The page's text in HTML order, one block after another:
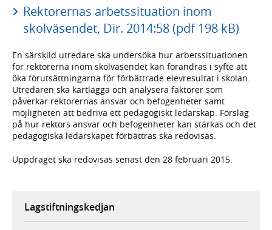
Rektorernas arbetssituation inom
skolväsendet, Dir. 2014:58 (pdf 198 kB)
En särskild utredare ska undersöka hur arbetssituationen
för rektorerna inom skolväsendet kan förändras i syfte att
öka förutsättningarna för förbättrade elevresultat i skolan.
Utredaren ska kartlägga och analysera faktorer som
påverkar rektorernas ansvar och befogenheter samt
möjligheten att bedriva ett pedagogiskt ledarskap. Förslag
på hur rektors ansvar och befogenheter kan stärkas och det
pedagogiska ledarskapet förbättras ska redovisas.
Uppdraget ska redovisas senast den 28 februari 2015.
Lagstiftningskedjan